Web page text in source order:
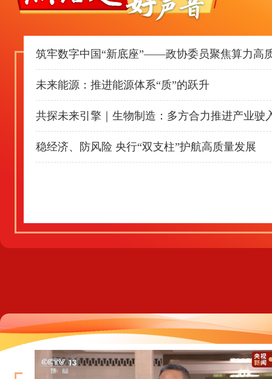
筑牢数字中国“新底座”——政协委员聚焦算力高
未来能源：推进能源体系“质”的跃升
共探未来引擎｜生物制造：多方合力推进产业驶
稳经济、防风险 央行“双支柱”护航高质量发展